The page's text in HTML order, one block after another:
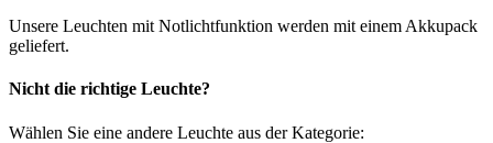
Unsere Leuchten mit Notlichtfunktion werden mit einem Akkupack
geliefert.
Nicht die richtige Leuchte?
Wählen Sie eine andere Leuchte aus der Kategorie: